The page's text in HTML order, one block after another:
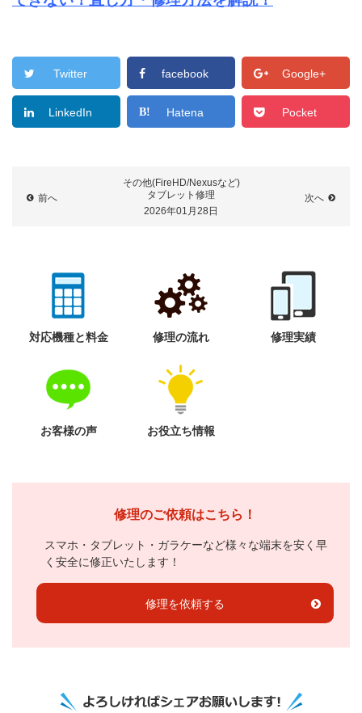
Twitter facebook Google+
LinkedIn Hatena Pocket
その他(FireHD/Nexusなど)
タブレット修理
2026年01月28日
前へ 次へ
対応機種と料金 修理の流れ 修理実績
お客様の声 お役立ち情報
修理のご依頼はこちら！
スマホ・タブレット・ガラケーなど様々な端末を安く早
く安全に修正いたします！
修理を依頼する